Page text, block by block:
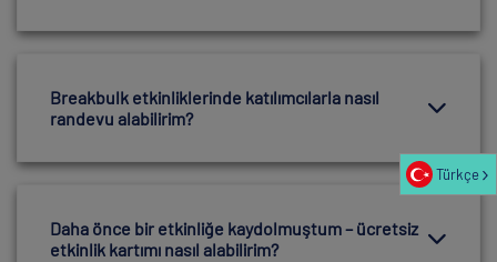
Breakbulk etkinliklerinde katılımcılarla nasıl
randevu alabilirim?
Daha önce bir etkinliğe kaydolmuştum – ücretsiz
etkinlik kartımı nasıl alabilirim?
Türkçe